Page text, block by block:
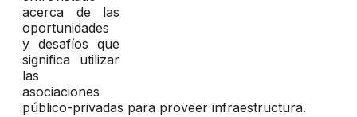
acerca de las
oportunidades
y desafíos que
significa utilizar
las
asociaciones
público-privadas para proveer infraestructura.